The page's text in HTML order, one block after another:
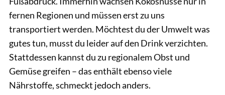
fernen Regionen und müssen erst zu uns
transportiert werden. Möchtest du der Umwelt was
gutes tun, musst du leider auf den Drink verzichten.
Stattdessen kannst du zu regionalem Obst und
Gemüse greifen – das enthält ebenso viele
Nährstoffe, schmeckt jedoch anders.